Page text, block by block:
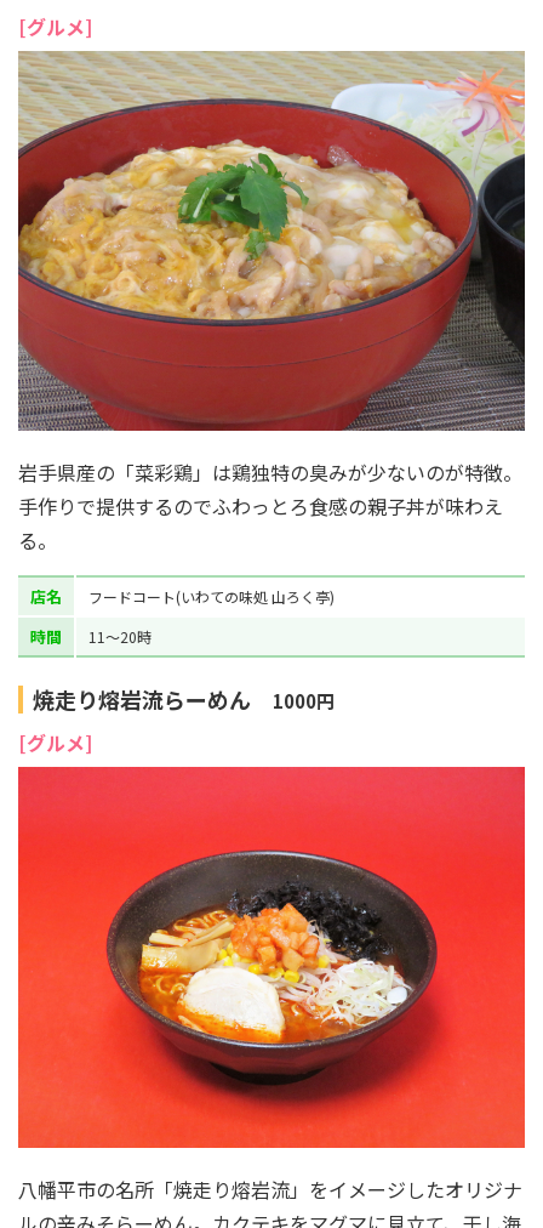
[グルメ]
岩手県産の「菜彩鶏」は鶏独特の臭みが少ないのが特徴。
手作りで提供するのでふわっとろ食感の親子丼が味わえ
る。
店名 フードコート(いわての味処 山ろく亭)
時間 11～20時
焼走り熔岩流らーめん 1000円
[グルメ]
八幡平市の名所「焼走り熔岩流」をイメージしたオリジナ